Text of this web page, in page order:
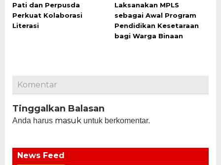
Pati dan Perpusda
Perkuat Kolaborasi
Literasi
Laksanakan MPLS
sebagai Awal Program
Pendidikan Kesetaraan
bagi Warga Binaan
Komentar
Tinggalkan Balasan
Anda harus masuk untuk berkomentar.
News Feed